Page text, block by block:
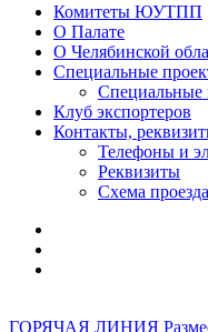
Комитеты ЮУТПП
О Палате
О Челябинской
Специальные
Специальные
Клуб экспортеров
Контакты,
Телефоны и
Реквизиты
Схема проезда
ГОРЯЧАЯ ЛИНИЯ